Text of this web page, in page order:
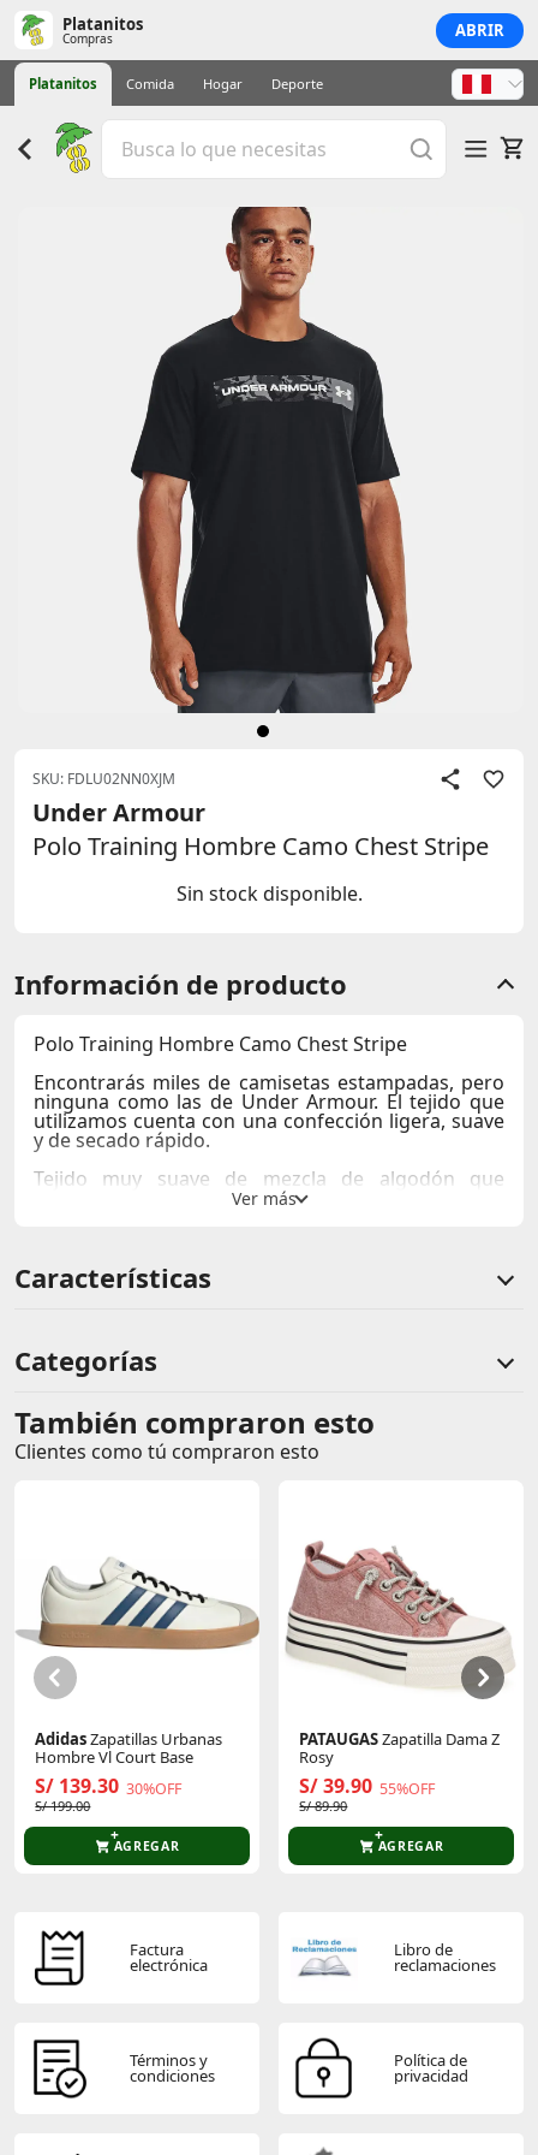
Platanitos
Compras ABRIR
Platanitos Comida Hogar Deporte
SKU: FDLU02NN0XJM
Under Armour
Polo Training Hombre Camo Chest Stripe
Sin stock disponible.
Información de producto
Polo Training Hombre Camo Chest Stripe
Encontrarás miles de camisetas estampadas, pero
ninguna como las de Under Armour. El tejido que
utilizamos cuenta con una confección ligera, suave
y de secado rápido.
Tejido muy suave de mezcla de algodón que
proporciona comodidad durante todo el día
Características
Categorías
Comentarios de clientes
Comentarios de clientes que compraron este producto
Sin calificaciones
Este producto aún no tiene calificaciones.
Sé el primero en comentar y acumula Puntos.
También compraron esto
Clientes como tú compraron esto
AdidasZapatillas Urbanas
Hombre Vl Court Base
S/ 139.30 30%OFF
S/ 199.00
AGREGAR
PATAUGASZapatilla Dama Z
Rosy
S/ 39.90 55%OFF
S/ 89.90
AGREGAR
Factura
electrónica
Libro de
reclamaciones
Términos y
condiciones
Política de
privacidad